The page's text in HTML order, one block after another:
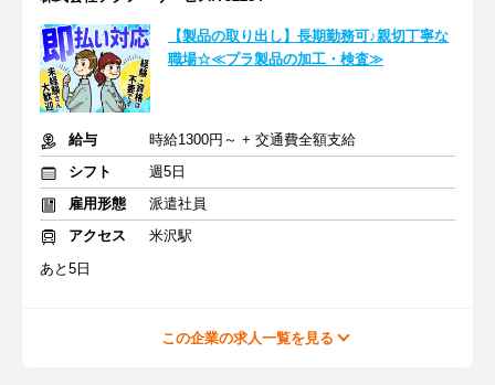
【製品の取り出し】長期勤務可♪親切丁寧な
職場☆≪プラ製品の加工・検査≫
給与
時給1300円～ + 交通費全額支給
シフト
週5日
雇用形態
派遣社員
アクセス
米沢駅
あと5日
この企業の求人一覧を見る